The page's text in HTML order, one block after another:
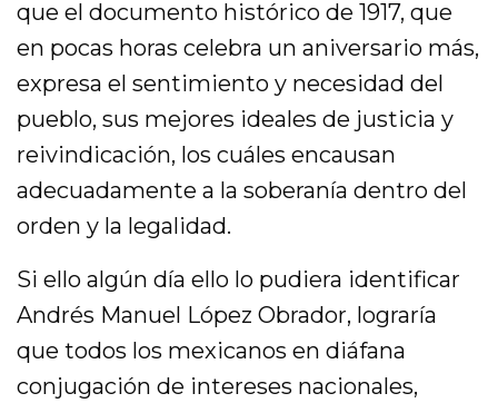
que el documento histórico de 1917, que
en pocas horas celebra un aniversario más,
expresa el sentimiento y necesidad del
pueblo, sus mejores ideales de justicia y
reivindicación, los cuáles encausan
adecuadamente a la soberanía dentro del
orden y la legalidad.
Si ello algún día ello lo pudiera identificar
Andrés Manuel López Obrador, lograría
que todos los mexicanos en diáfana
conjugación de intereses nacionales,